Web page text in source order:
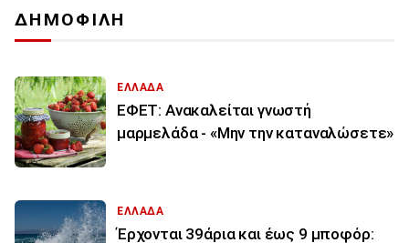
ΔΗΜΟΦΙΛΗ
ΕΛΛΑΔΑ
ΕΦΕΤ: Ανακαλείται γνωστή
μαρμελάδα - «Μην την καταναλώσετε»
ΕΛΛΑΔΑ
Έρχονται 39άρια και έως 9 μποφόρ: